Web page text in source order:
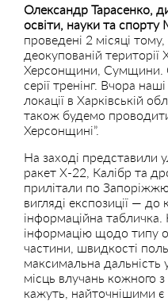
Олександр Тарасенко,
освіти, науки та
проведені 2 місяці
деокупованій
Херсонщини, Сумщини.
серії тренінг. Вчора
локації в Харківській
також будемо
Херсонщині”.
На заході представили
ракет Х-22, Калібр та
прилітали по
вигляді експозиції —
інформаційна
інформацію щодо типу
частини, швидкості
максимальна дальність
місць влучань кожного
кажуть, найточнішими є